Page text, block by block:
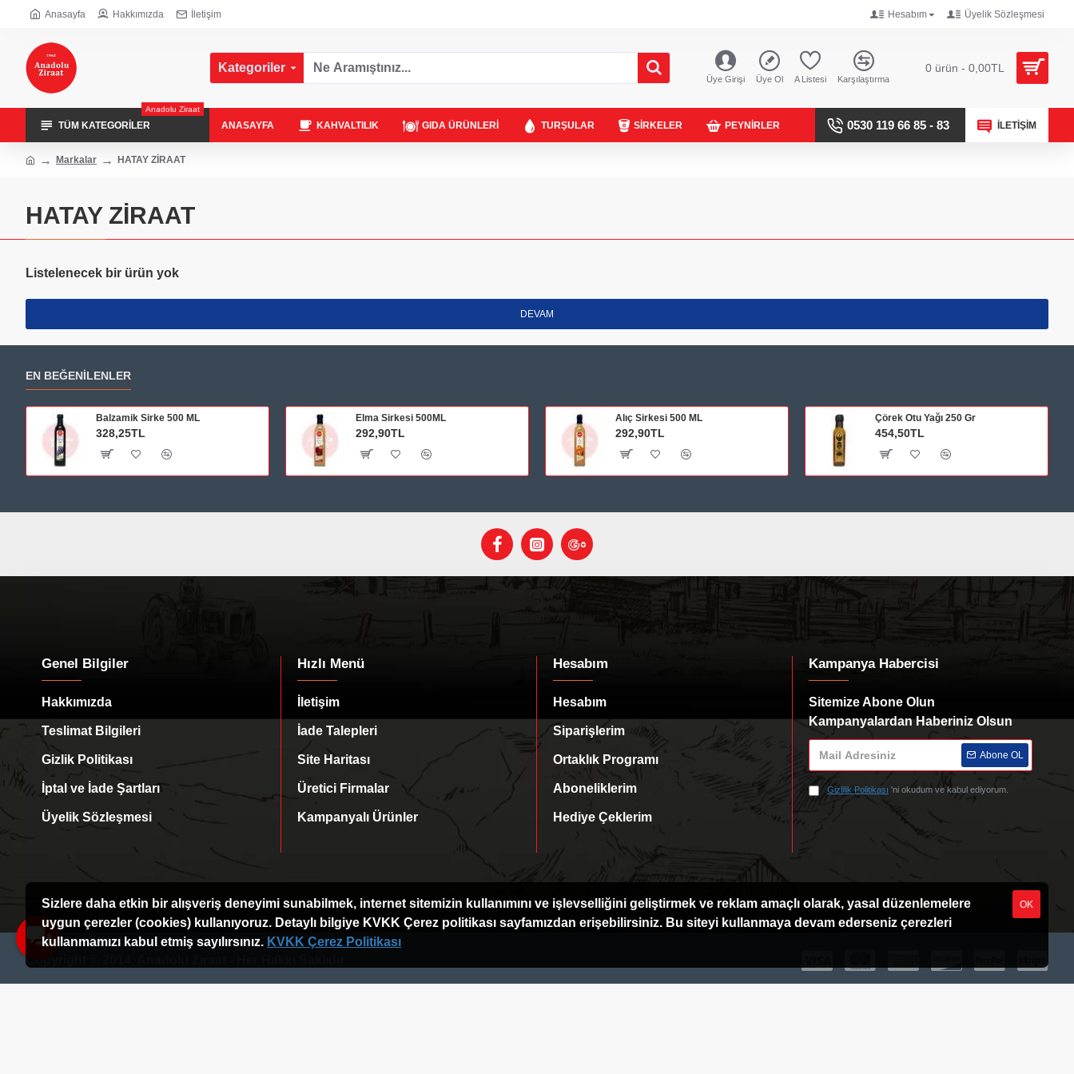
Anasayfa Hakkımızda İletişim Hesabım Üyelik Sözleşmesi
Kategoriler
Üye Girişi Üye Ol A Listesi Karşılaştırma
0 ürün - 0,00TL
TÜM KATEGORILER
Anadolu Ziraat
ANASAYFA KAHVALTILIK GIDA ÜRÜNLERI TURŞULAR SIRKELER PEYNIRLER 0530 119 66 85 - 83 İLETIŞIM
Markalar HATAY ZİRAAT
HATAY ZİRAAT
Listelenecek bir ürün yok
DEVAM
EN BEĞENILENLER
Balzamik Sirke 500 ML
328,25TL
Elma Sirkesi 500ML
292,90TL
Alıç Sirkesi 500 ML
292,90TL
Çörek Otu Yağı 250 Gr
454,50TL
Genel Bilgiler
Hakkımızda
Teslimat Bilgileri
Gizlik Politikası
İptal ve İade Şartları
Üyelik Sözleşmesi
Hızlı Menü
İletişim
İade Talepleri
Site Haritası
Üretici Firmalar
Kampanyalı Ürünler
Hesabım
Hesabım
Siparişlerim
Ortaklık Programı
Aboneliklerim
Hediye Çeklerim
Kampanya Habercisi
Sitemize Abone Olun
Kampanyalardan Haberiniz Olsun
Abone OL
Gizlilik Politikası 'ni okudum ve kabul ediyorum.
Copyright © 2014, Anadolu Ziraat - Her Hakkı Saklıdır
OK
Sizlere daha etkin bir alışveriş deneyimi sunabilmek, internet sitemizin kullanımını ve işlevselliğini geliştirmek ve reklam amaçlı olarak, yasal düzenlemelere
uygun çerezler (cookies) kullanıyoruz. Detaylı bilgiye KVKK Çerez politikası sayfamızdan erişebilirsiniz. Bu siteyi kullanmaya devam ederseniz çerezleri
kullanmamızı kabul etmiş sayılırsınız. KVKK Çerez Politikası